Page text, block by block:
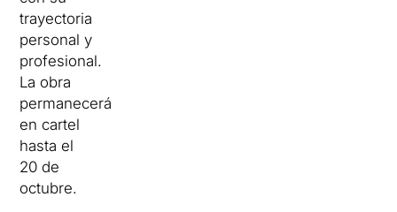
trayectoria
personal y
profesional.
La obra
permanecerá
en cartel
hasta el
20 de
octubre.